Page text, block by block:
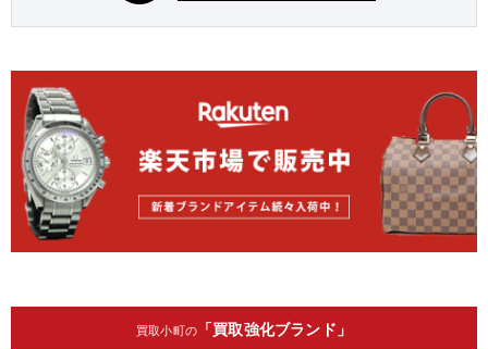
買取小町の「買取強化ブランド」